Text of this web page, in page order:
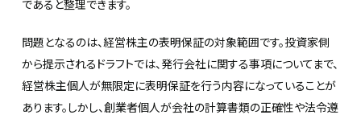
であると整理できます。
問題となるのは、経営株主の表明保証の対象範囲です。投資家側
から提示されるドラフトでは、発行会社に関する事項についてまで、
経営株主個人が無限定に表明保証を行う内容になっていることが
あります。しかし、創業者個人が会社の計算書類の正確性や法令遵